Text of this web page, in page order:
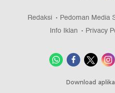
Redaksi Pedoman Media
Info Iklan
Privacy
Download